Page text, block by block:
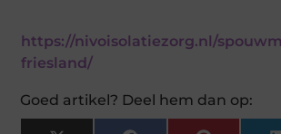
https://nivoisolatiezorg.nl/
friesland/
Goed artikel? Deel hem dan op: